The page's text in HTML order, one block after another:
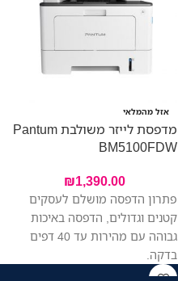
אזל מהמלאי
מדפסת לייזר משולבת Pantum
BM5100FDW
₪1,390.00
פתרון הדפסה מושלם לעסקים
קטנים וגדולים, הדפסה באיכות
גבוהה עם מהירות עד 40 דפים
בדקה.